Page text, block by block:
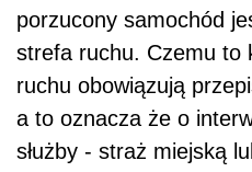
porzucony samochód
strefa ruchu. Czemu to
ruchu obowiązują
a to oznacza że o
służby - straż miejską